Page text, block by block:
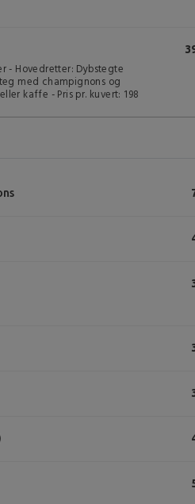
- Hovedretter: Dybstegte
med champignons og
kaffe - Pris pr. kuvert: 198